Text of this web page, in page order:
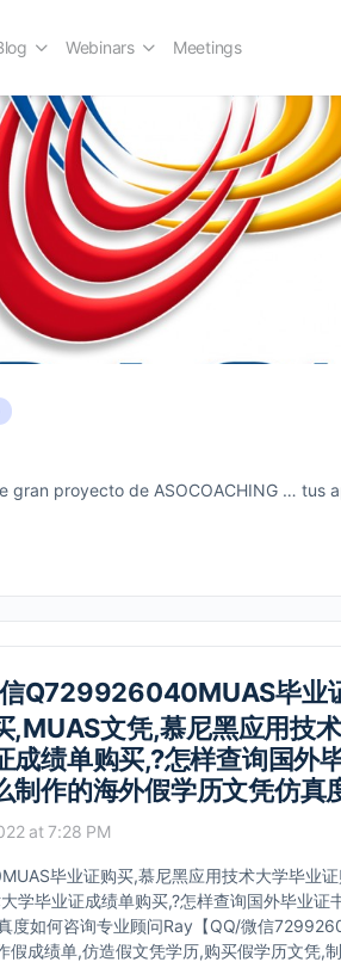
Webinars Meetings
gran proyecto de ASOCOACHING … tus
信Q729926040MUAS毕业
,MUAS文凭,慕尼黑应用技
成绩单购买,?怎样查询国外
制作的海外假学历文凭仿真
at 7:28 PM
毕业证购买,慕尼黑应用技术大学毕业
学毕业证成绩单购买,?怎样查询国外毕业证
度如何咨询专业顾问Ray【QQ/微信
假成绩单,仿造假文凭学历,购买假学历文凭,